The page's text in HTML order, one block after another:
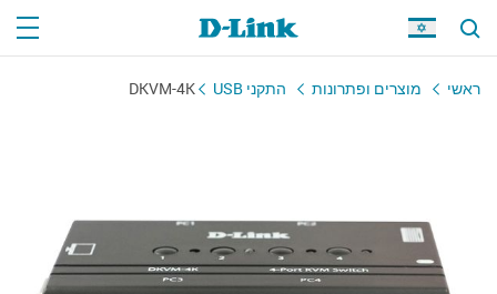
ראשי מוצרים ופתרונות התקני USB DKVM-4K